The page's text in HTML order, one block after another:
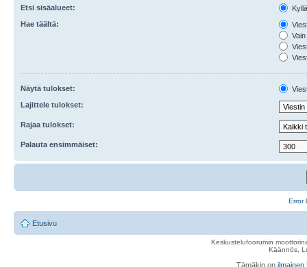
Etsi sisäalueet:
Hae täältä:
Näytä tulokset:
Lajittele tulokset:
Rajaa tulokset:
Palauta ensimmäiset:
Error
Etusivu
Keskustelufoorumin
Käännös,
Tämäkin on ilmainen